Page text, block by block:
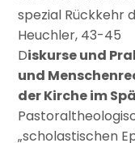
spezial Rückkehr
Heuchler, 43-45
Diskurse und
und
der Kirche im
„scholastischen